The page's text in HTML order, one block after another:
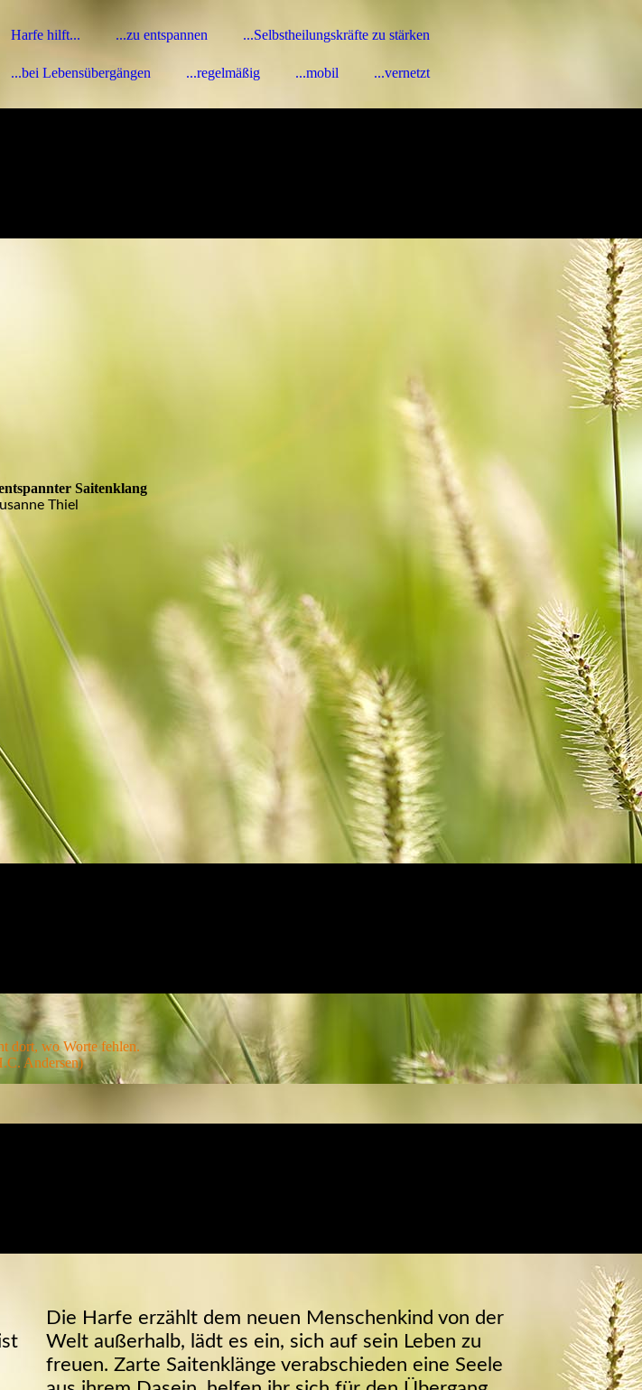
Harfe hilft... ...zu entspannen ...Selbstheilungskräfte zu stärken
...bei Lebensübergängen ...regelmäßig ...mobil ...vernetzt
Saitenklang
Thiel
dort, wo Worte fehlen.
Andersen)
Die Harfe erzählt dem neuen Menschenkind von der
Welt außerhalb, lädt es ein, sich auf sein Leben zu
freuen. Zarte Saitenklänge verabschieden eine Seele